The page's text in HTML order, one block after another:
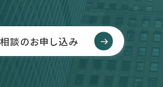
談のお申し込み